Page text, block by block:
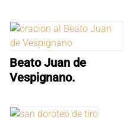
Beato Juan de
Vespignano.